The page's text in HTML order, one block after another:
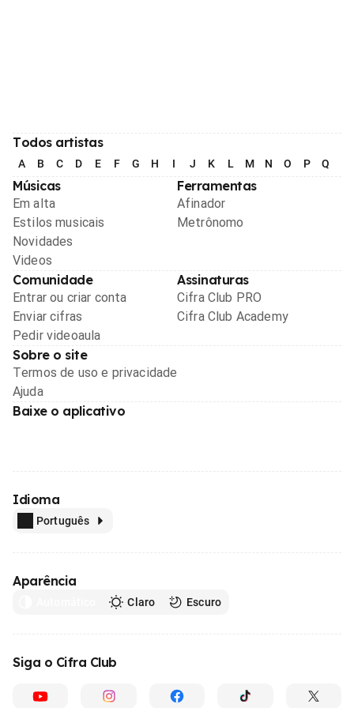
Todos artistas
A B C D E F G H I J K L M N O P Q
Músicas
Em alta
Estilos musicais
Novidades
Videos
Ferramentas
Afinador
Metrônomo
Comunidade
Entrar ou criar conta
Enviar cifras
Pedir videoaula
Assinaturas
Cifra Club PRO
Cifra Club Academy
Sobre o site
Termos de uso e privacidade
Ajuda
Baixe o aplicativo
Idioma
Português
Aparência
Claro Escuro
Siga o Cifra Club